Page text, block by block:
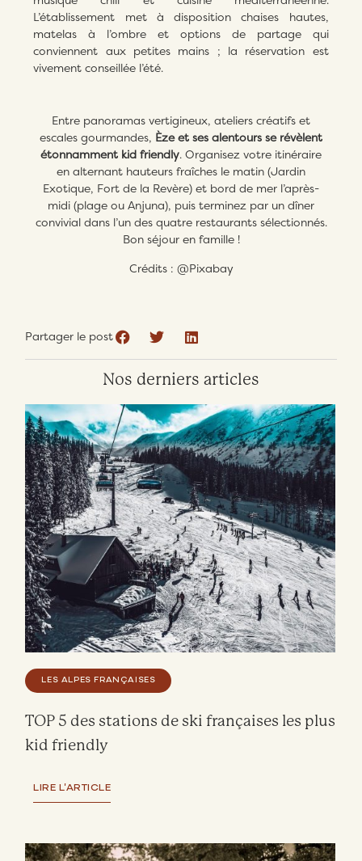
L’établissement met à disposition chaises hautes,
matelas à l’ombre et options de partage qui
conviennent aux petites mains ; la réservation est
vivement conseillée l’été.
Entre panoramas vertigineux, ateliers créatifs et
escales gourmandes, Èze et ses alentours se révèlent
étonnamment kid friendly. Organisez votre itinéraire
en alternant hauteurs fraîches le matin (Jardin
Exotique, Fort de la Revère) et bord de mer l’après-
midi (plage ou Anjuna), puis terminez par un dîner
convivial dans l’un des quatre restaurants sélectionnés.
Bon séjour en famille !
Crédits : @Pixabay
Partager le post
Nos derniers articles
LES ALPES FRANÇAISES
TOP 5 des stations de ski françaises les plus
kid friendly
LIRE L'ARTICLE